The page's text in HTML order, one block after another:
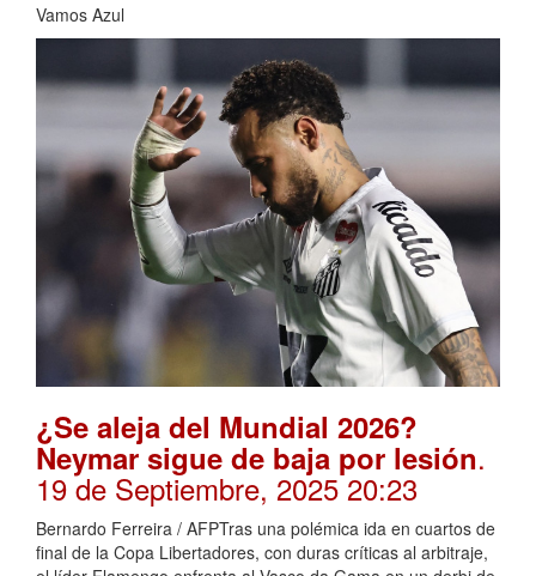
Vamos Azul
¿Se aleja del Mundial 2026?
Neymar sigue de baja por lesión.
19 de Septiembre, 2025 20:23
Bernardo Ferreira / AFPTras una polémica ida en cuartos de
final de la Copa Libertadores, con duras críticas al arbitraje,